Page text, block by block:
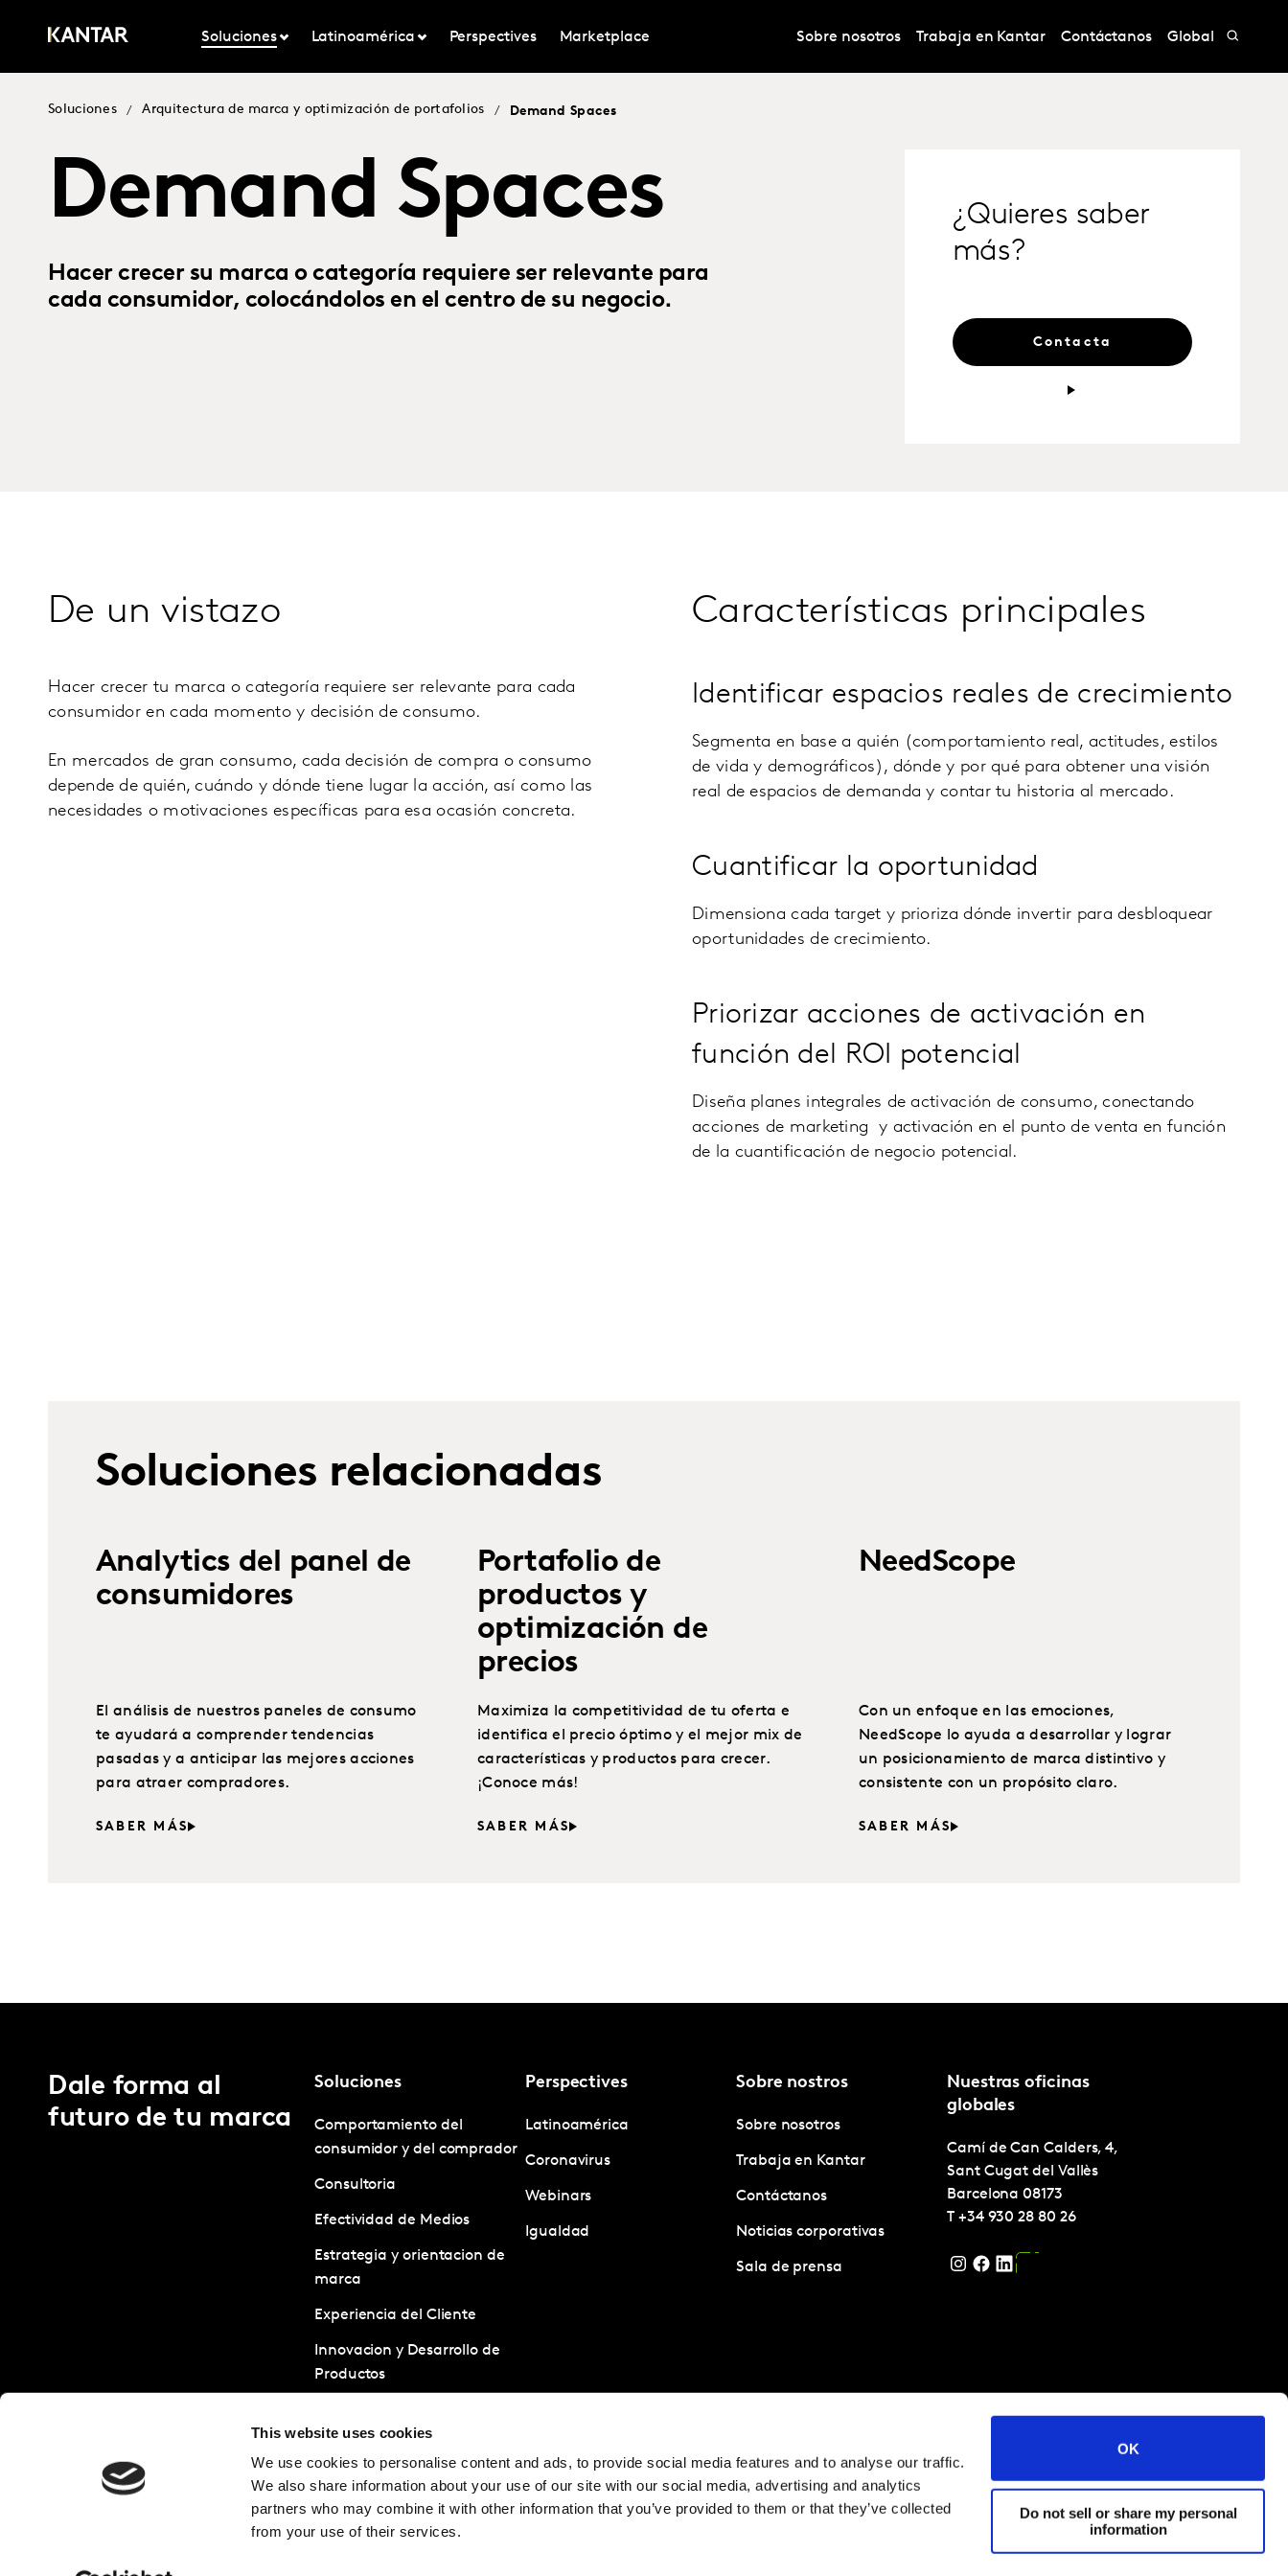
This website uses cookies
We use cookies to personalise content and ads, to provide social media features and to analyse our traffic.
We also share information about your use of our site with our social media, advertising and analytics
partners who may combine it with other information that you’ve provided to them or that they’ve collected
from your use of their services.
OK
Do not sell or share my personal
information
Soluciones Latinoamérica Perspectives Marketplace Sobre nosotros Trabaja en Kantar Contáctanos Global
Soluciones / Arquitectura de marca y optimización de portafolios / Demand Spaces
Demand Spaces
Hacer crecer su marca o categoría requiere ser relevante para
cada consumidor, colocándolos en el centro de su negocio.
¿Quieres saber
más?
Contacta
De un vistazo
Hacer crecer tu marca o categoría requiere ser relevante para cada
consumidor en cada momento y decisión de consumo.
En mercados de gran consumo, cada decisión de compra o consumo
depende de quién, cuándo y dónde tiene lugar la acción, así como las
necesidades o motivaciones específicas para esa ocasión concreta.
Características principales
Identificar espacios reales de crecimiento
Segmenta en base a quién (comportamiento real, actitudes, estilos
de vida y demográficos), dónde y por qué para obtener una visión
real de espacios de demanda y contar tu historia al mercado.
Cuantificar la oportunidad
Dimensiona cada target y prioriza dónde invertir para desbloquear
oportunidades de crecimiento.
Priorizar acciones de activación en
función del ROI potencial
Diseña planes integrales de activación de consumo, conectando
acciones de marketing y activación en el punto de venta en función
de la cuantificación de negocio potencial.
Soluciones relacionadas
Analytics del panel de
consumidores
El análisis de nuestros paneles de consumo
te ayudará a comprender tendencias
pasadas y a anticipar las mejores acciones
para atraer compradores.
SABER MÁS
Portafolio de
productos y
optimización de
precios
Maximiza la competitividad de tu oferta e
identifica el precio óptimo y el mejor mix de
características y productos para crecer.
¡Conoce más!
SABER MÁS
NeedScope
Con un enfoque en las emociones,
NeedScope lo ayuda a desarrollar y lograr
un posicionamiento de marca distintivo y
consistente con un propósito claro.
SABER MÁS
Dale forma al
futuro de tu marca
Soluciones
Comportamiento del
consumidor y del comprador
Consultoria
Efectividad de Medios
Estrategia y orientacion de
marca
Experiencia del Cliente
Innovacion y Desarrollo de
Productos
Tests y Optimizacion de
creatividades
Perspectives
Latinoamérica
Coronavirus
Webinars
Igualdad
Sobre nostros
Sobre nosotros
Trabaja en Kantar
Contáctanos
Noticias corporativas
Sala de prensa
Nuestras oficinas
globales
Camí de Can Calders, 4,
Sant Cugat del Vallès
Barcelona 08173
T +34 930 28 80 26